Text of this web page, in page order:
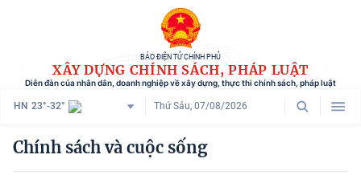
BÁO ĐIỆN TỬ CHÍNH PHỦ
XÂY DỰNG CHÍNH SÁCH, PHÁP LUẬT
Diễn đàn của nhân dân, doanh nghiệp về xây dựng, thực thi chính sách, pháp luật
HN 23°-32° Thứ Sáu, 07/08/2026
Danh mục
Chính sách và cuộc sống